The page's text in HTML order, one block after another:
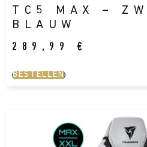
TC5 MAX –
BLAUW
289,99 €
BESTELLEN